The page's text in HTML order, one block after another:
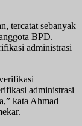
tercatat sebanyak
BPD.
administrasi
administrasi
kata Ahmad